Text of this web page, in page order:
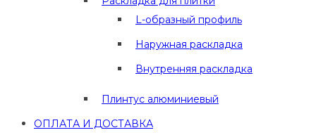
L-образный профиль
Наружная раскладка
Внутренняя раскладка
Плинтус алюминиевый
ОПЛАТА И ДОСТАВКА